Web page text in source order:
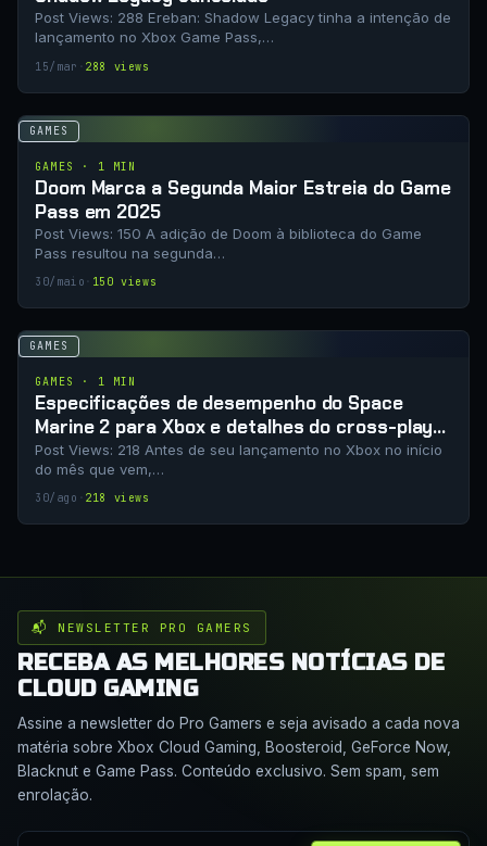
Post Views: 288 Ereban: Shadow Legacy tinha a intenção de
lançamento no Xbox Game Pass,…
15/mar · 288 views
GAMES
GAMES · 1 MIN
Doom Marca a Segunda Maior Estreia do Game
Pass em 2025
Post Views: 150 A adição de Doom à biblioteca do Game
Pass resultou na segunda…
30/maio · 150 views
GAMES
GAMES · 1 MIN
Especificações de desempenho do Space
Marine 2 para Xbox e detalhes do cross-play
revelados
Post Views: 218 Antes de seu lançamento no Xbox no início
do mês que vem,…
30/ago · 218 views
📬 NEWSLETTER PRO GAMERS
RECEBA AS MELHORES NOTÍCIAS DE
CLOUD GAMING
Assine a newsletter do Pro Gamers e seja avisado a cada nova
matéria sobre Xbox Cloud Gaming, Boosteroid, GeForce Now,
Blacknut e Game Pass. Conteúdo exclusivo. Sem spam, sem
enrolação.